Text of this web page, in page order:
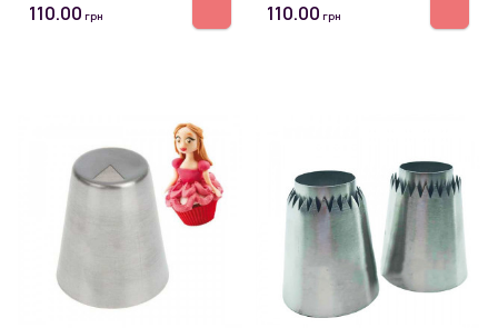
110.00 грн 110.00 грн